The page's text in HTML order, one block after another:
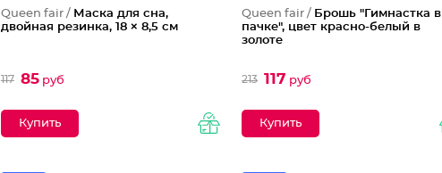
Queen fair / Маска для сна,
двойная резинка, 18 × 8,5 см
117 85руб
Queen fair / Брошь "Гимнастка в
пачке", цвет красно-белый в
золоте
213 117 руб